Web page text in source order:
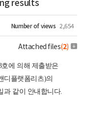
Number of views 2,654
Attached files(2)
에 의해 제출받은
디플랫폼리츠)의
과 같이 안내합니다.